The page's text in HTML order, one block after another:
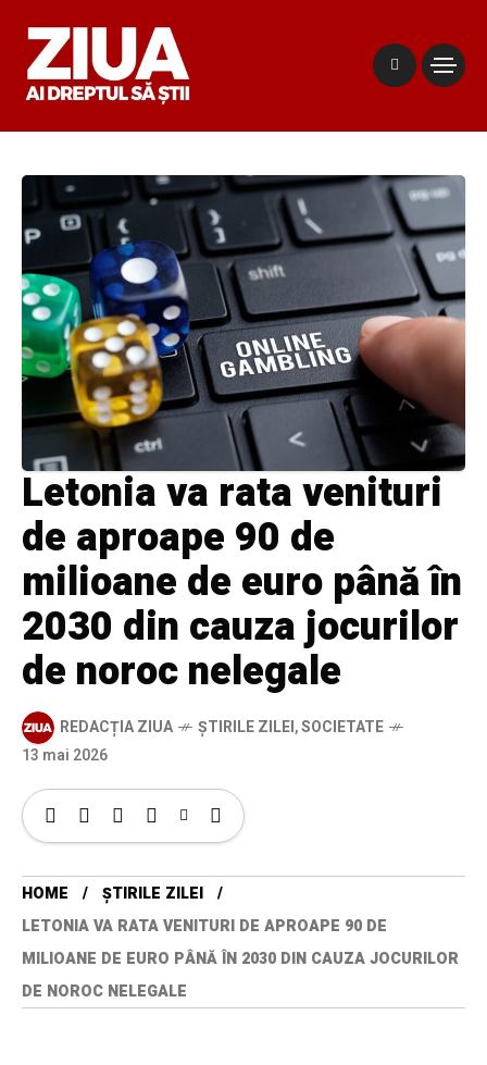
Letonia va rata venituri
de aproape 90 de
milioane de euro până în
2030 din cauza jocurilor
de noroc nelegale
REDACȚIA ZIUA ȘTIRILE ZILEI,SOCIETATE
13 mai 2026
HOME
ȘTIRILE ZILEI
LETONIA VA RATA VENITURI DE APROAPE 90 DE
MILIOANE DE EURO PÂNĂ ÎN 2030 DIN CAUZA JOCURILOR
DE NOROC NELEGALE